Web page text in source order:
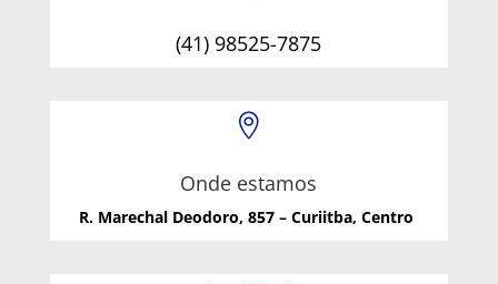
(41) 98525-7875

Onde estamos
R. Marechal Deodoro, 857 – Curiitba, Centro